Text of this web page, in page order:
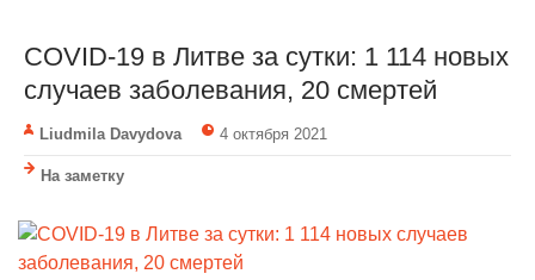
COVID-19 в Литве за сутки: 1 114 новых
случаев заболевания, 20 смертей
Liudmila Davydova 4 октября 2021
На заметку